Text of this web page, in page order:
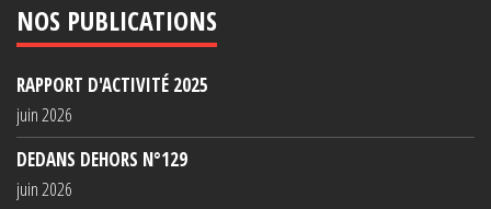
NOS PUBLICATIONS
RAPPORT D'ACTIVITÉ 2025
juin 2026
DEDANS DEHORS N°129
juin 2026